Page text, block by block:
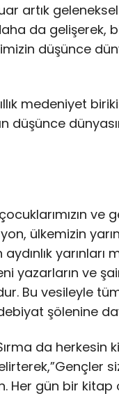
artık
da gelişerek,
düşünce
medeniyet
düşünce
ve
ülkemizin
yarınları
yazarların ve
Bu vesileyle
şölenine
da herkesin
Her gün bir